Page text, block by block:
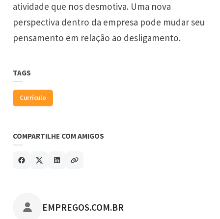
atividade que nos desmotiva. Uma nova
perspectiva dentro da empresa pode mudar seu
pensamento em relação ao desligamento.
TAGS
Currículo
COMPARTILHE COM AMIGOS
POSTADO POR
EMPREGOS.COM.BR